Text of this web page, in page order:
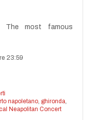
The most famous
23:59
napoletano, ghironda
Neapolitan Concert